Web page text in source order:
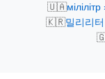
🇺🇦
🇰🇷밀리리